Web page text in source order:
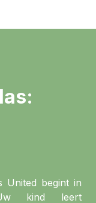
United begint in
kind leert